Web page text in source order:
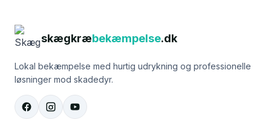
skægkræbekæmpelse.dk
Lokal bekæmpelse med hurtig udrykning og professionelle
løsninger mod skadedyr.